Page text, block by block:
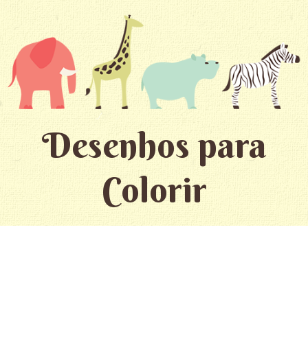
Desenhos para
Colorir